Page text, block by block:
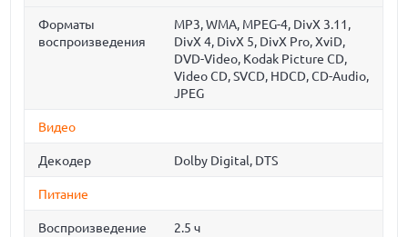
Форматы
воспроизведения
MP3, WMA, MPEG-4, DivX 3.11,
DivX 4, DivX 5, DivX Pro, XviD,
DVD-Video, Kodak Picture CD,
Video CD, SVCD, HDCD, CD-Audio,
JPEG
Видео
Декодер Dolby Digital, DTS
Питание
Воспроизведение
2.5 ч